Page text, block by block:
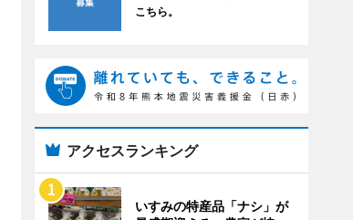
こちら。
アクセスランキング
いすみの特産品「ナシ」が